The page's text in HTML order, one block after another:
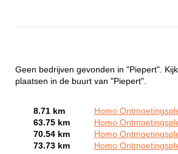
Geen bedrijven gevonden in "Piepert".
plaatsen in de buurt van "Piepert".
8.71 km
Homo
63.75 km
Homo
70.54 km
Homo
73.73 km
Homo